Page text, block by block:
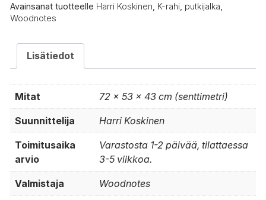
Avainsanat tuotteelle Harri Koskinen K-rahi putkijalka
Woodnotes
Lisätiedot
Mitat 72 × 53 × 43 cm (senttimetri)
Suunnittelija Harri Koskinen
Toimitusaika
arvio
Varastosta 1-2 päivää, tilattaessa
3-5 viikkoa.
Valmistaja Woodnotes